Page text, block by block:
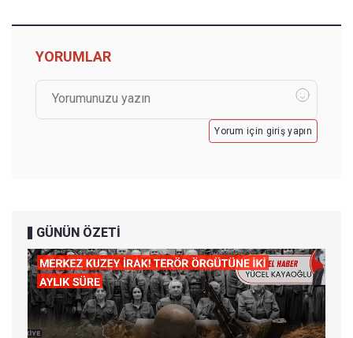
YORUMLAR
Yorum için giriş yapın
GÜNÜN ÖZETİ